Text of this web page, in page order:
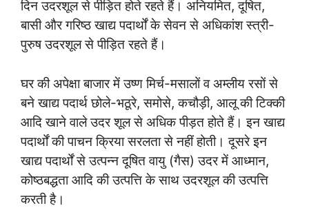
दिन उदरशूल से पीड़ित होते रहते हैं। अनियमित, दूषित,
बासी और गरिष्ठ खाद्य पदार्थों के सेवन से अधिकांश स्त्री-
पुरुष उदरशूल से पीड़ित रहते हैं।
घर की अपेक्षा बाजार में उष्ण मिर्च-मसालों व अम्लीय रसों से
बने खाद्य पदार्थ छोले-भठूरे, समोसे, कचौड़ी, आलू की टिक्की
आदि खाने वाले उदर शूल से अधिक पीड़त होते हैं। इन खाद्य
पदार्थों की पाचन क्रिया सरलता से नहीं होती। दूसरे इन
खाद्य पदार्थों से उत्पन्न दूषित वायु (गैस) उदर में आध्मान,
कोष्ठबद्धता आदि की उत्पत्ति के साथ उदरशूल की उत्पत्ति
करती है।